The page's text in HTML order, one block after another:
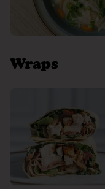
Wraps